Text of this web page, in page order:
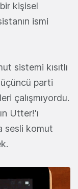
kişisel
ismi
sistemi kısıtlı
parti
çalışmıyordu.
Utter!'ı
sesli komut